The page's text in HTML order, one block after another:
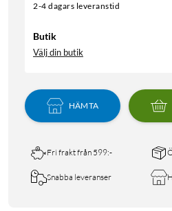
2-4 dagars leveranstid
Butik
Välj din butik
HÄMTA
Fri frakt från 599:-
Snabba leveranser